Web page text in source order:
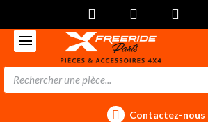
Contactez-nous